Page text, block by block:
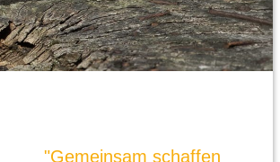
"Gemeinsam schaffen